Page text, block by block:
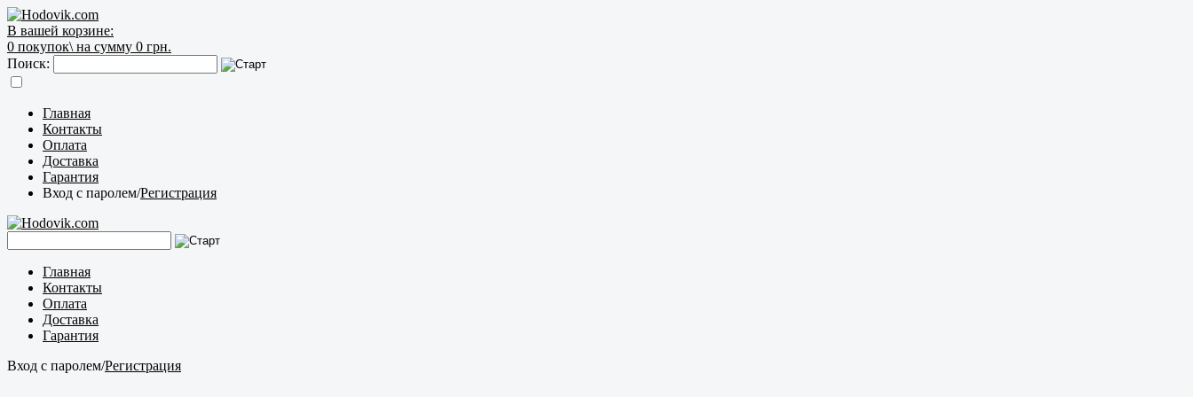
В вашей корзине:
0 покупок\ на сумму 0 грн.
Поиск:
Главная
Контакты
Оплата
Доставка
Гарантия
Вход с паролем/Регистрация
Главная
Контакты
Оплата
Доставка
Гарантия
Вход с паролем/Регистрация